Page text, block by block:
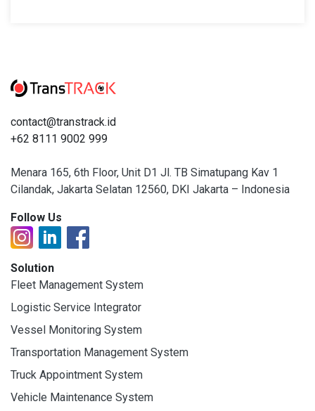
contact@transtrack.id
+62 8111 9002 999
Menara 165, 6th Floor, Unit D1 Jl. TB Simatupang Kav 1
Cilandak, Jakarta Selatan 12560, DKI Jakarta – Indonesia
Follow Us
Solution
Fleet Management System
Logistic Service Integrator
Vessel Monitoring System
Transportation Management System
Truck Appointment System
Vehicle Maintenance System